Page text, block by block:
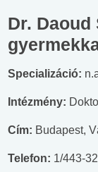
Dr. Daoud
Specializáció:
Intézmény:
Cím: Budapest,
Telefon: 1/443-